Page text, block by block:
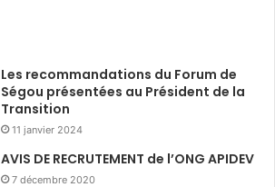
Les recommandations du Forum de
Ségou présentées au Président de la
Transition
11 janvier 2024
AVIS DE RECRUTEMENT de l’ONG APIDEV
7 décembre 2020